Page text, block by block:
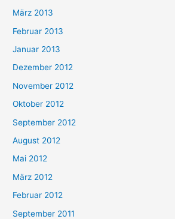
März 2013
Februar 2013
Januar 2013
Dezember 2012
November 2012
Oktober 2012
September 2012
August 2012
Mai 2012
März 2012
Februar 2012
September 2011